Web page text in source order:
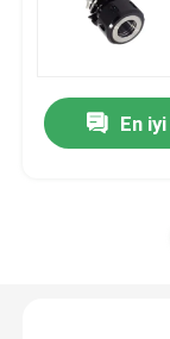
CATE Takım
En